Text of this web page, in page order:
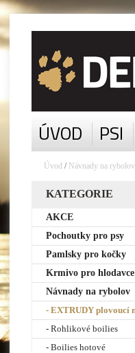
ÚVOD PSI
Úvod / Návnady na rybolov
KATEGORIE
AKCE
Pochoutky pro psy
Pamlsky pro kočky
Krmivo pro hlodavce
Návnady na rybolov
- EXTRUDY plovoucí
- Rohlikové boilies
- Boilies hotové